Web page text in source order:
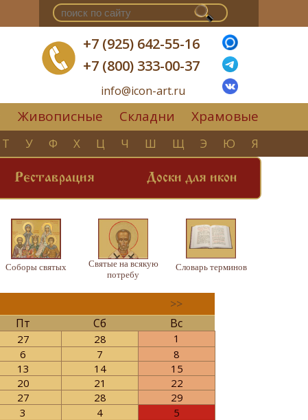
+7 (925) 642-55-16
+7 (800) 333-00-37
info@icon-art.ru
Живописные Складни Храмовые
Т У Ф Х Ц Ч Ш Щ Э Ю Я
Реставрация Доски для икон
Соборы святых
Святые на всякую
потребу
Словарь терминов
>>
Пт Сб Вс
27 28
1
6 7
8
13 14
15
20 21
22
27 28
29
3 4 5